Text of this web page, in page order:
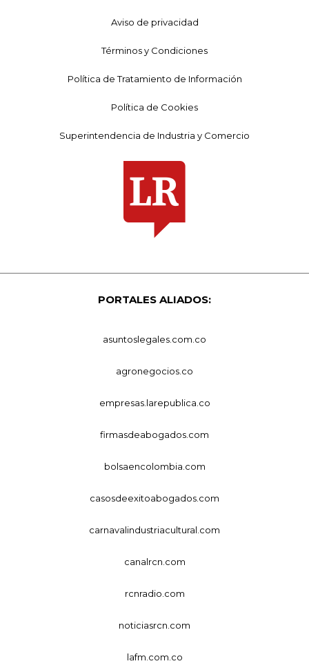
Aviso de privacidad
Términos y Condiciones
Política de Tratamiento de Información
Política de Cookies
Superintendencia de Industria y Comercio
PORTALES ALIADOS:
asuntoslegales.com.co
agronegocios.co
empresas.larepublica.co
firmasdeabogados.com
bolsaencolombia.com
casosdeexitoabogados.com
carnavalindustriacultural.com
canalrcn.com
rcnradio.com
noticiasrcn.com
lafm.com.co